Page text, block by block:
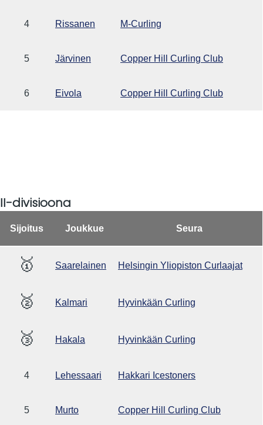
4 Rissanen M-Curling
5 Järvinen Copper Hill Curling Club
6 Eivola Copper Hill Curling Club
II-divisioona
Sijoitus Joukkue Seura
🥇 Saarelainen Helsingin Yliopiston Curlaajat
🥈 Kalmari Hyvinkään Curling
🥉 Hakala Hyvinkään Curling
4 Lehessaari Hakkari Icestoners
5 Murto Copper Hill Curling Club